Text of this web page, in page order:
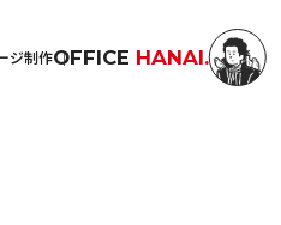
OFFICE HANAI.
ジ制作